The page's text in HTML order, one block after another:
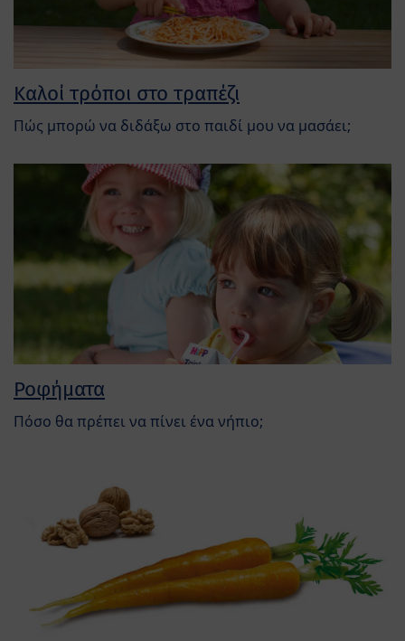
Καλοί τρόποι στο τραπέζι
Πώς μπορώ να διδάξω στο παιδί μου να μασάει;
Ροφήματα
Πόσο θα πρέπει να πίνει ένα νήπιο;